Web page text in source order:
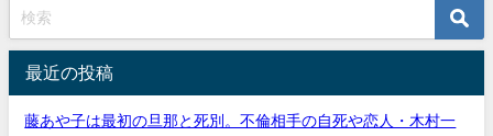
最近の投稿
藤あや子は最初の旦那と死別。不倫相手の自死や恋人・木村一